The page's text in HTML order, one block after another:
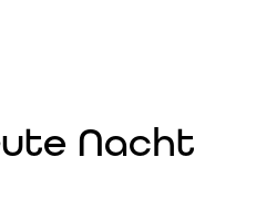
Nacht